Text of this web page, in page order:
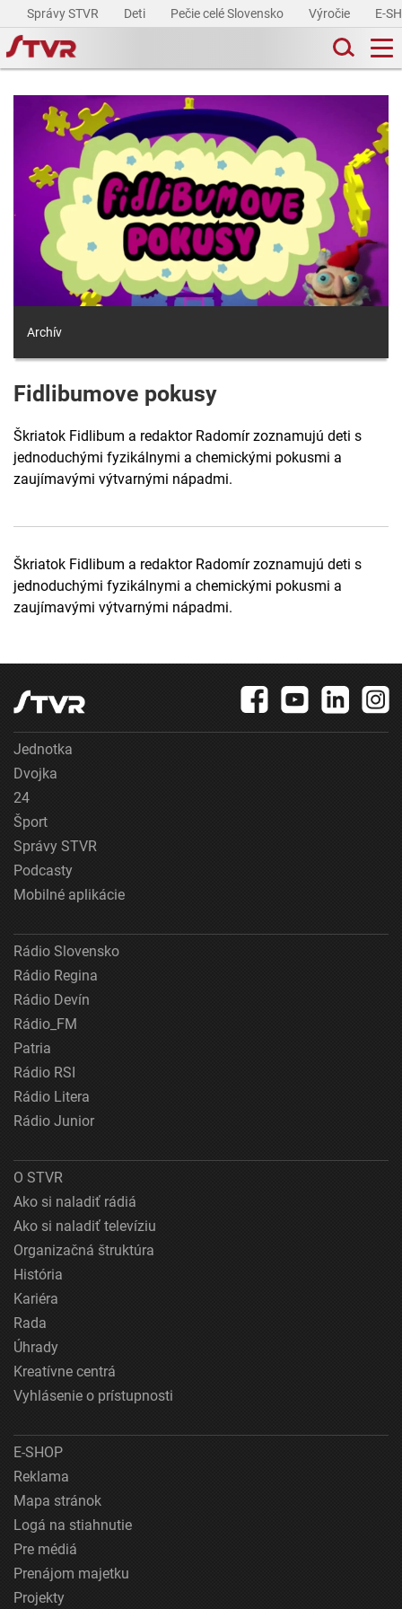
Správy STVR Deti Pečie celé Slovensko Výročie E-
Archív
Fidlibumove pokusy
Škriatok Fidlibum a redaktor Radomír zoznamujú deti s
jednoduchými fyzikálnymi a chemickými pokusmi a
zaujímavými výtvarnými nápadmi.
Škriatok Fidlibum a redaktor Radomír zoznamujú deti s
jednoduchými fyzikálnymi a chemickými pokusmi a
zaujímavými výtvarnými nápadmi.
Jednotka
Dvojka
24
Šport
Správy STVR
Podcasty
Mobilné aplikácie
Rádio Slovensko
Rádio Regina
Rádio Devín
Rádio_FM
Patria
Rádio RSI
Rádio Litera
Rádio Junior
O STVR
Ako si naladiť rádiá
Ako si naladiť televíziu
Organizačná štruktúra
História
Kariéra
Rada
Úhrady
Kreatívne centrá
Vyhlásenie o prístupnosti
E-SHOP
Reklama
Mapa stránok
Logá na stiahnutie
Pre médiá
Prenájom majetku
Projekty